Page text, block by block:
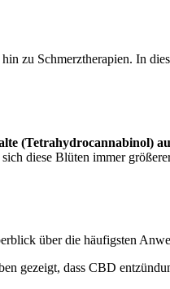
zu Schmerztherapien. In
(Tetrahydrocannabinol)
diese Blüten immer
über die häufigsten
gezeigt, dass CBD